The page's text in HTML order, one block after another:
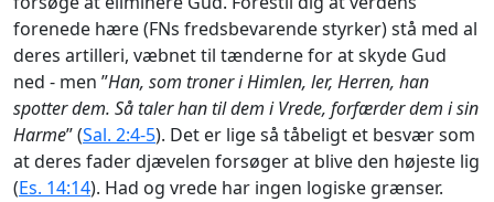
forenede hære (FNs fredsbevarende styrker) stå med al
deres artilleri, væbnet til tænderne for at skyde Gud
ned - men ”Han, som troner i Himlen, ler, Herren, han
spotter dem. Så taler han til dem i Vrede, forfærder dem i sin
Harme” (Sal. 2:4-5). Det er lige så tåbeligt et besvær som
at deres fader djævelen forsøger at blive den højeste lig
(Es. 14:14). Had og vrede har ingen logiske grænser.